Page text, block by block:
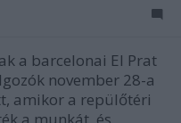
a barcelonai El Prat
november 28-a
amikor a repülőtéri